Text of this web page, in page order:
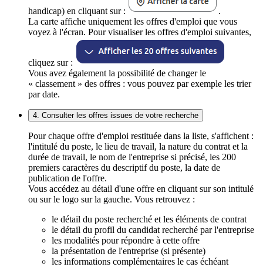
handicap) en cliquant sur :
.
La carte affiche uniquement les offres d'emploi que vous
voyez à l'écran. Pour visualiser les offres d'emploi suivantes,
cliquez sur :
Vous avez également la possibilité de changer le
« classement » des offres : vous pouvez par exemple les trier
par date.
4. Consulter les offres issues de votre recherche
Pour chaque offre d'emploi restituée dans la liste, s'affichent :
l'intitulé du poste, le lieu de travail, la nature du contrat et la
durée de travail, le nom de l'entreprise si précisé, les 200
premiers caractères du descriptif du poste, la date de
publication de l'offre.
Vous accédez au détail d'une offre en cliquant sur son intitulé
ou sur le logo sur la gauche. Vous retrouvez :
le détail du poste recherché et les éléments de contrat
le détail du profil du candidat recherché par l'entreprise
les modalités pour répondre à cette offre
la présentation de l'entreprise (si présente)
les informations complémentaires le cas échéant